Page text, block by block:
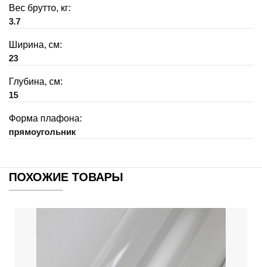
Вес брутто, кг:
3.7
Ширина, см:
23
Глубина, см:
15
Форма плафона:
прямоугольник
ПОХОЖИЕ ТОВАРЫ